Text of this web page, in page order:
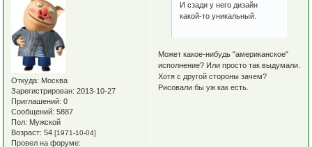
Откуда: Москва
Зарегистрирован: 2013-10-27
Приглашений: 0
Сообщений: 5887
Пол: Мужской
Возраст: 54[1971-10-04]
Провел на форуме:
И сзади у него дизайн
какой-то уникальный.
Может какое-нибудь "американское"
исполнение? Или просто так выдумали.
Хотя с другой стороны зачем?
Рисовали бы уж как есть.